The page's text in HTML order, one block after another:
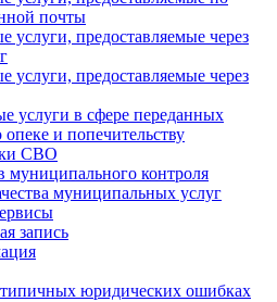
почты
предоставляемые через
предоставляемые через
услуги в сфере переданных
и попечительству
СВО
муниципального контроля
муниципальных услуг
запись
юридических ошибках